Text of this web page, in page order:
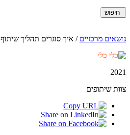
נושאים מרכזיים / איך סוגרים תהליך שיתוף
כלי
2021
צוות שיתופים